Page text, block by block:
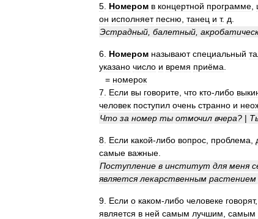
5 Номером в концертной программе
он исполняет песню танец и т. д
Эстрадный балетный
6 Номером называют специальный
указано число и время приёма
= номерок
7
Если вы говорите что кто-либо
человек поступил очень странно и
Что за номер ты отмочил вчера? |
8 Если какой-либо вопрос проблема
самые важные
Поступление в институт для меня
является лекарственным растением
9 Если о каком-либо человеке говорят,
является в ней самым лучшим самым